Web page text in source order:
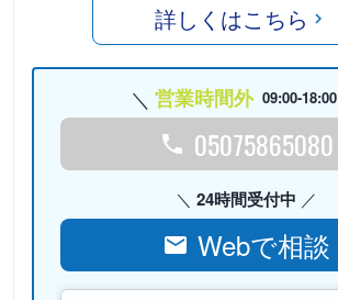
詳しくはこちら
営業時間外 09:00-18:00
05075865080
24時間受付中
Webで相談